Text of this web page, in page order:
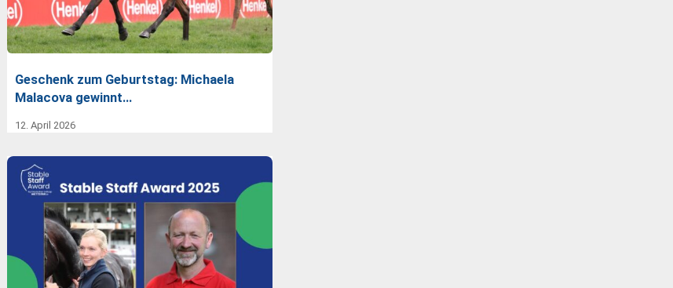
Geschenk zum Geburtstag: Michaela
Malacova gewinnt…
12. April 2026